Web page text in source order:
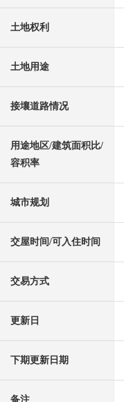
土地权利
土地用途
接壤道路情况
用途地区/建筑面积比/
容积率
城市规划
交屋时间/可入住时间
交易方式
更新日
下期更新日期
备注